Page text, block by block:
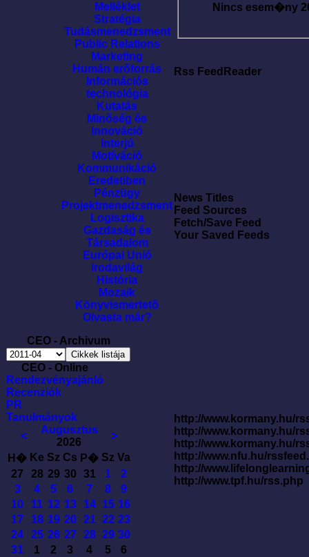
Melléklet
Stratégia
Tudásmenedzsment
Public Relations
Marketing
Humán erõforrás
Információs
technológia
Kutatás
Minõség és
Innováció
Interjú
Motíváció
Kommunikáció
Eredetiben
Pénzügy
Projektmenedzsment
Logisztika
Gazdaság és
Társadalom
Európai Unió
Irodavilág
História
Mozaik
Könyvismertetõ
Olvasta már?
CEO - Archivum
CEO - Online
Rendezvényajánló
Recenziók
PR
Tanulmányok
<
Augusztus
2026
>
H� Ke Sz Cs P� Sz Va
27
28 29 30 31 1
2
3
4 5 6 7 8
9
10
11 12 13 14 15 16
17
18 19 20 21 22 23
24
25 26 27 28 29 30
31
1 2 3 4 5
6
Nincs esem�ny
Rss FeedReader
News Titles
Feed Sources
Fetch/Save Feed
Your Saved Feeds
http://www.kormany.hu/
http://www.kormany.hu/
http://www.kormany.hu/
http://www.nfu.hu/
http://
http://www.tpf.hu/rss.php